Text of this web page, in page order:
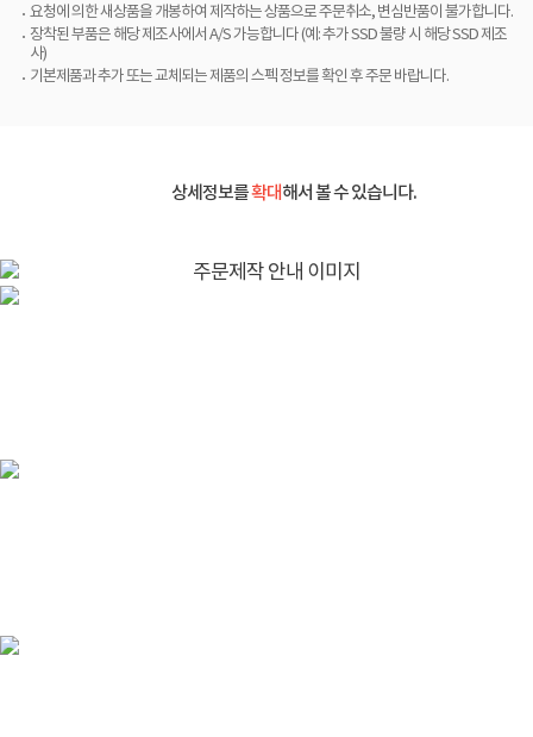
요청에 의한 새상품을 개봉하여 제작하는 상품으로 주문취소, 변심반품이 불가합니다.
장착된 부품은 해당 제조사에서 A/S 가능합니다 (예: 추가 SSD 불량 시 해당 SSD 제조
사)
기본제품과 추가 또는 교체되는 제품의 스펙 정보를 확인 후 주문 바랍니다.
상세정보를확대해서 볼 수 있습니다.